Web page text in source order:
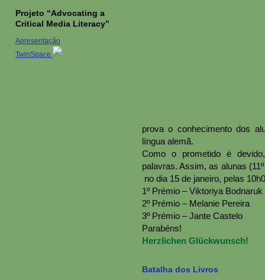
prova o conhecimento dos
língua alemã.
Como o prometido é
palavras. Assim, as alunas
no dia 15 de janeiro, pelas
1º Prémio – Viktoriya Bodnaruk
2º Prémio – Melanie Pereira
3º Prémio – Jante Castelo
Parabéns!
Herzlichen Glückwunsch!
Batalha dos Livros
Projeto “Advocating a
Critical Media Literacy”
Apresentação
TwinSpace